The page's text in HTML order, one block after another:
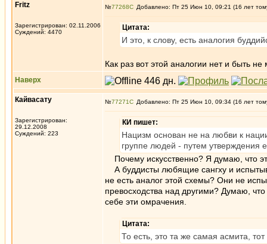
Fritz
Зарегистрирован: 02.11.2006
Суждений: 4470
№77268 Добавлено: Пт 25 Июн 10, 09:21 (16 лет
Цитата:
И это, к слову, есть аналогия
Как раз вот этой аналогии нет и быть
Наверх
Кайвасату
Зарегистрирован:
29.12.2008
Суждений: 223
№77271 Добавлено: Пт 25 Июн 10, 09:34 (16 лет
КИ пишет:
Нацизм основан не на любви к
группе людей - путем утверждения
Почему искусственно? Я думаю, что
А буддисты любящие сангху и
не есть аналог этой схемы? Они не
превосходства над другими? Думаю,
себе эти омрачения.
Цитата:
То есть, это та же самая асмита,